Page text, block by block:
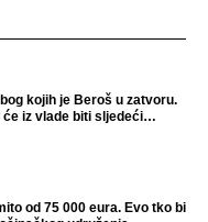
kojih je Beroš u zatvoru.
će iz vlade biti sljedeći
od 75 000 eura. Evo tko bi